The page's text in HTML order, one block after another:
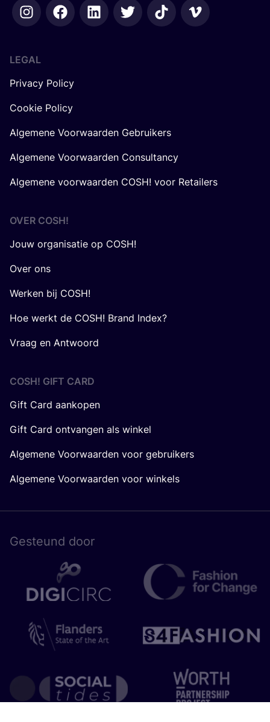
LEGAL
Privacy Policy
Cookie Policy
Algemene Voorwaarden Gebruikers
Algemene Voorwaarden Consultancy
Algemene voorwaarden COSH! voor Retailers
OVER COSH!
Jouw organisatie op COSH!
Over ons
Werken bij COSH!
Hoe werkt de COSH! Brand Index?
Vraag en Antwoord
COSH! GIFT CARD
Gift Card aankopen
Gift Card ontvangen als winkel
Algemene Voorwaarden voor gebruikers
Algemene Voorwaarden voor winkels
Gesteund door